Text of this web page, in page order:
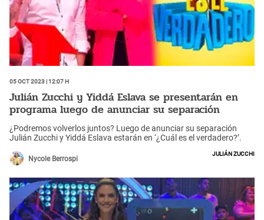
05 Oct 2023 | 12:07 h
Julián Zucchi y Yiddá Eslava se presentarán en
programa luego de anunciar su separación
¿Podremos volverlos juntos? Luego de anunciar su separación
Julián Zucchi y Yiddá Eslava estarán en ‘¿Cuál es el verdadero?’.
Nycole Berrospi
Julián Zucchi